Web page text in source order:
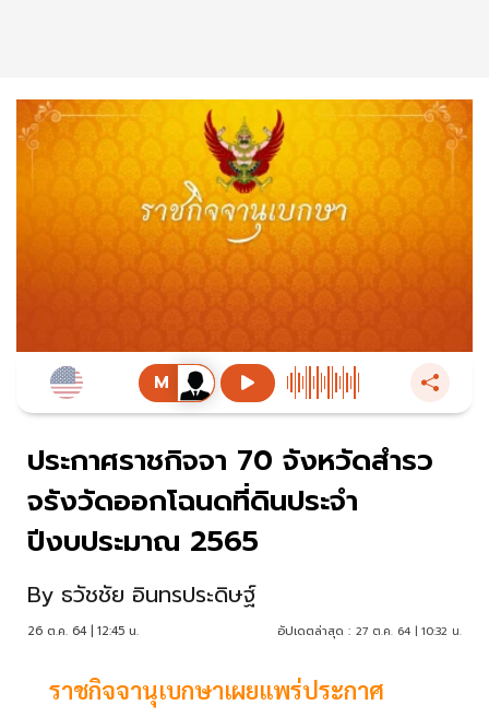
ประกาศราชกิจจา 70 จังหวัดสํารว
จรังวัดออกโฉนดที่ดินประจำ
ปีงบประมาณ 2565
By ธวัชชัย อินทรประดิษฐ์
26 ต.ค. 64 | 12:45 น. อัปเดตล่าสุด : 27 ต.ค. 64 | 10:32 น.
ราชกิจจานุเบกษาเผยแพร่ประกาศ